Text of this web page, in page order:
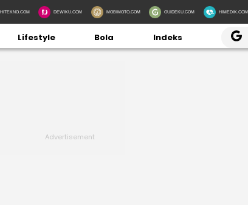
HITEKNO.COM DEWIKU.COM MOBIMOTO.COM GUIDEKU.COM HIMEDIK.COM
Lifestyle Bola Indeks